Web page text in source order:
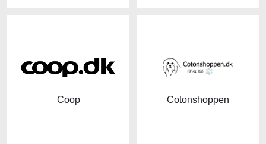
Coop Cotonshoppen